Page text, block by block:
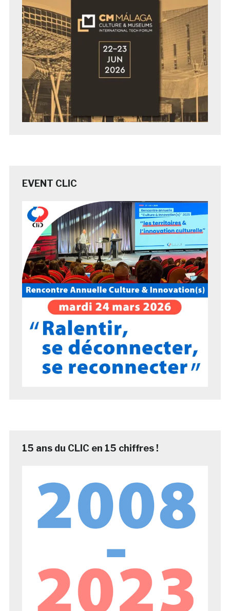
EVENT CLIC
15 ans du CLIC en 15 chiffres !